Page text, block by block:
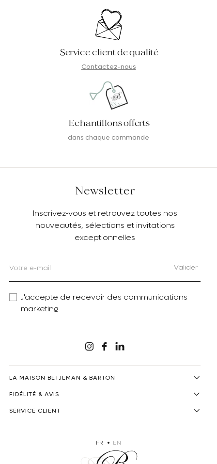
Service client de qualité
Contactez-nous
Echantillons offerts
dans chaque commande
Newsletter
Inscrivez-vous et retrouvez toutes nos
nouveautés, sélections et invitations
exceptionnelles
Valider
J'accepte de recevoir des communications
marketing.
Instagram
Facebook
Linkedin
LA MAISON BETJEMAN & BARTON
FIDÉLITÉ & AVIS
SERVICE CLIENT
FR EN